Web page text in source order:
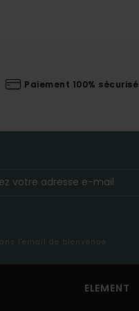
Paiement 100% sécurisé
l'email de bienvenue
ELEMENT